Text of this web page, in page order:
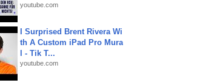
youtube.com
I Surprised Brent Rivera Wi
th A Custom iPad Pro Mura
l - Tik T...
youtube.com